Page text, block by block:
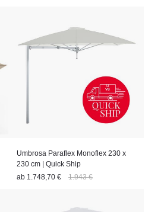
Umbrosa Paraflex Monoflex 230 x
230 cm | Quick Ship
ab 1.748,70 € 1.943 €